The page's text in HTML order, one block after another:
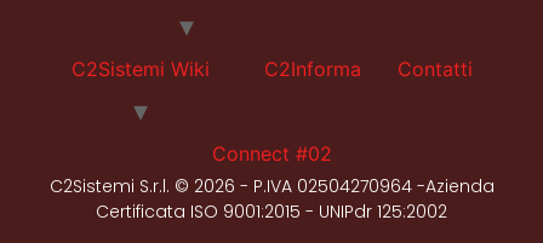
C2Sistemi Wiki C2Informa Contatti
Connect #02
C2Sistemi S.r.l. © 2026 - P.IVA 02504270964 -Azienda
Certificata ISO 9001:2015 - UNIPdr 125:2002